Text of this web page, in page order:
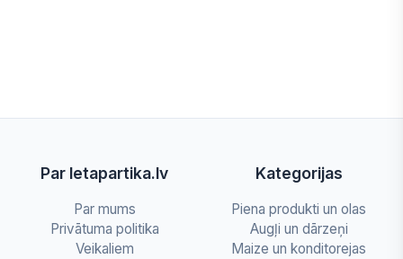
Par letapartika.lv
Par mums
Privātuma politika
Veikaliem
Kategorijas
Piena produkti un olas
Augļi un dārzeņi
Maize un konditorejas